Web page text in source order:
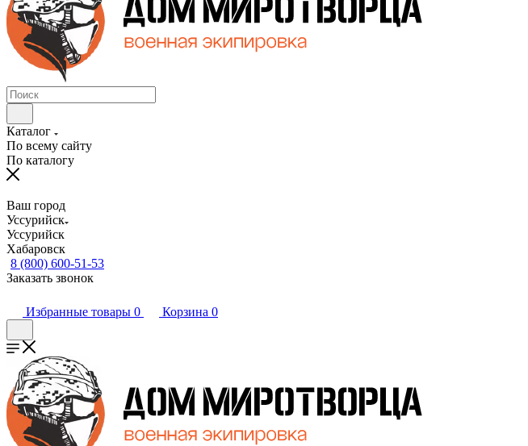
Каталог
По всему сайту
По каталогу
Ваш город
Уссурийск
Уссурийск
Хабаровск
8 (800) 600-51-53
Заказать звонок
Избранные товары 0 Корзина 0